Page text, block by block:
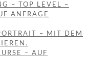
– TOP LEVEL –
ANFRAGE
– MIT DEM
– AUF